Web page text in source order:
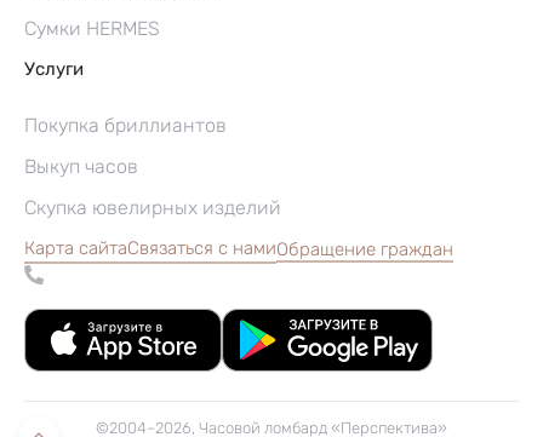
Сумки HERMES
Услуги
Покупка бриллиантов
Выкуп часов
Скупка ювелирных изделий
Карта сайтаСвязаться с намиОбращение граждан
©2004–2026, Часовой ломбард «Перспектива»